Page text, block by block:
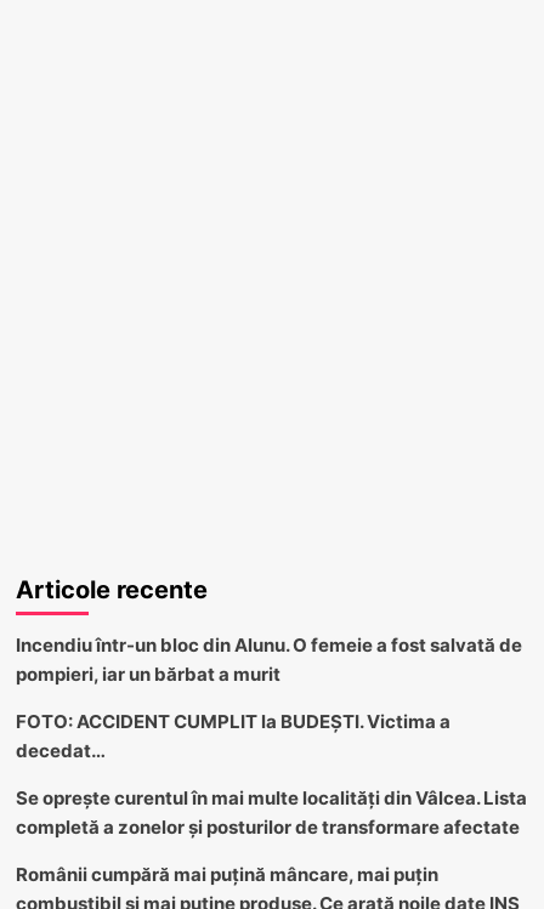
Articole recente
Incendiu într-un bloc din Alunu. O femeie a fost salvată de
pompieri, iar un bărbat a murit
FOTO: ACCIDENT CUMPLIT la BUDEȘTI. Victima a
decedat…
Se oprește curentul în mai multe localități din Vâlcea. Lista
completă a zonelor și posturilor de transformare afectate
Românii cumpără mai puțină mâncare, mai puțin
combustibil și mai puține produse. Ce arată noile date INS